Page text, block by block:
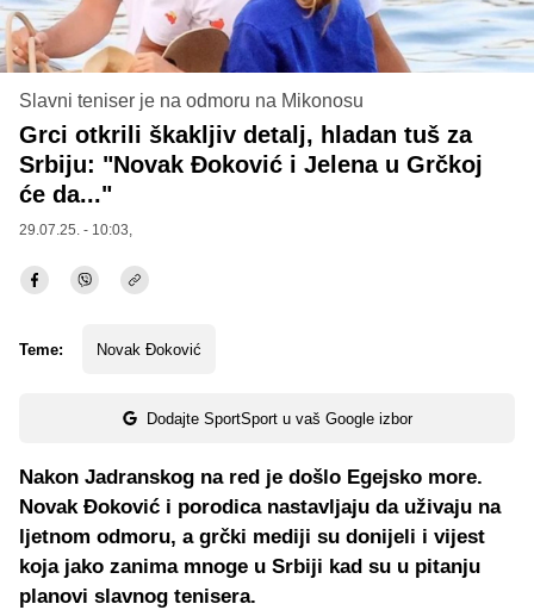
Slavni teniser je na odmoru na Mikonosu
Grci otkrili škakljiv detalj, hladan tuš za
Srbiju: "Novak Đoković i Jelena u Grčkoj
će da..."
29.07.25. - 10:03,
Teme: Novak Đoković
Dodajte SportSport u vaš Google izbor
Nakon Jadranskog na red je došlo Egejsko more.
Novak Đoković i porodica nastavljaju da uživaju na
ljetnom odmoru, a grčki mediji su donijeli i vijest
koja jako zanima mnoge u Srbiji kad su u pitanju
planovi slavnog tenisera.